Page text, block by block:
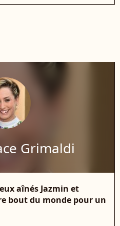
Grimaldi
aînés Jazmin et
bout du monde pour un